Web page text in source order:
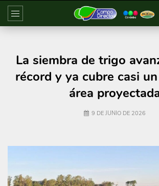
La siembra de trigo
récord y ya cubre casi
área
9 DE JUNIO DE 2026